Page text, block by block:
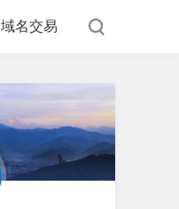
域名交易